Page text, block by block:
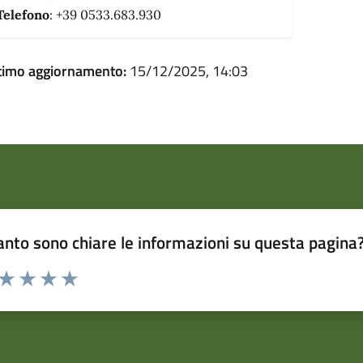
: +39 0533.683.930
aggiornamento: 15/12/2025, 14:03
sono chiare le informazioni su questa
da 1 a 5 stelle la pagina